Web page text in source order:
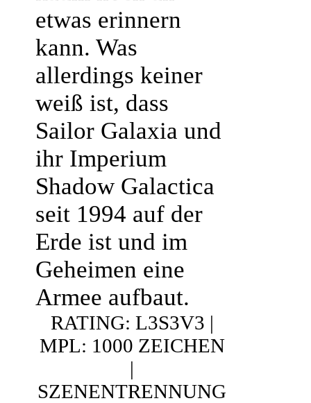
etwas erinnern
kann. Was
allerdings keiner
weiß ist, dass
Sailor Galaxia und
ihr Imperium
Shadow Galactica
seit 1994 auf der
Erde ist und im
Geheimen eine
Armee aufbaut.
RATING: L3S3V3 |
MPL: 1000 ZEICHEN
|
SZENENTRENNUNG